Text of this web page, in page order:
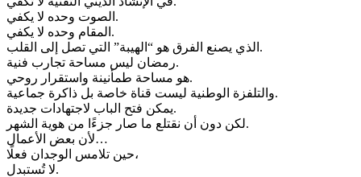
الصوت وحده لا يكفي.
المقام وحده لا يكفي.
الذي يصنع الفرق هو “الهيبة” التي تصل إلى القلب.
رمضان ليس مساحة تجارب فنية.
هو مساحة طمأنينة واستقرار روحي.
والتلفزة الوطنية ليست قناة خاصة بل ذاكرة جماعية.
يمكن فتح الباب لاجتهادات جديدة.
لكن دون أن نقتلع ما صار جزءًا من هوية الشهر.
لأن بعض الأعمال…
حين تلامس الوجدان فعلًا،
لا تُستبدل.